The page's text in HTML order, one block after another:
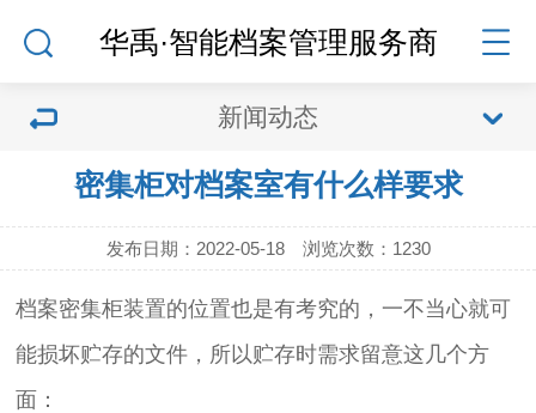
华禹·智能档案管理服务商
新闻动态
密集柜对档案室有什么样要求
发布日期：2022-05-18 浏览次数： 1230
档案密集柜装置的位置也是有考究的，一不当心就可
能损坏贮存的文件，所以贮存时需求留意这几个方
面：